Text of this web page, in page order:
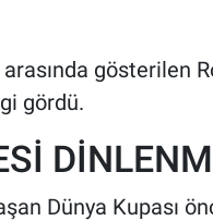
gösterilen
gördü.
Dünya Kupası